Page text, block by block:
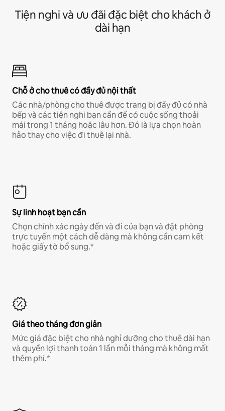
Tiện nghi và ưu đãi đặc biệt cho khách ở
dài hạn
Chỗ ở cho thuê có đầy đủ nội thất
Các nhà/phòng cho thuê được trang bị đầy đủ có nhà
bếp và các tiện nghi bạn cần để có cuộc sống thoải
mái trong 1 tháng hoặc lâu hơn. Đó là lựa chọn hoàn
hảo thay cho việc đi thuê lại nhà.
Sự linh hoạt bạn cần
Chọn chính xác ngày đến và đi của bạn và đặt phòng
trực tuyến một cách dễ dàng mà không cần cam kết
hoặc giấy tờ bổ sung.*
Giá theo tháng đơn giản
Mức giá đặc biệt cho nhà nghỉ dưỡng cho thuê dài hạn
và quyền lợi thanh toán 1 lần mỗi tháng mà không mất
thêm phí.*